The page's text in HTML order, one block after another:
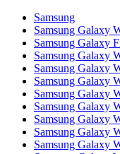
Samsung
Samsung Galaxy
Samsung Galaxy
Samsung Galaxy
Samsung Galaxy
Samsung Galaxy
Samsung Galaxy
Samsung Galaxy
Samsung Galaxy
Samsung Galaxy
Samsung Galaxy